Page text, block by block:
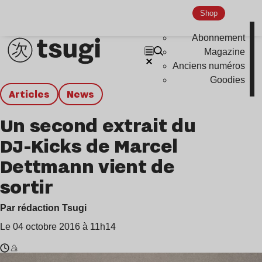
Shop
Abonnement
Magazine
Anciens numéros
Goodies
Articles news
Un second extrait du
DJ-Kicks de Marcel
Dettmann vient de
sortir
Par rédaction Tsugi
Le 04 octobre 2016 à 11h14